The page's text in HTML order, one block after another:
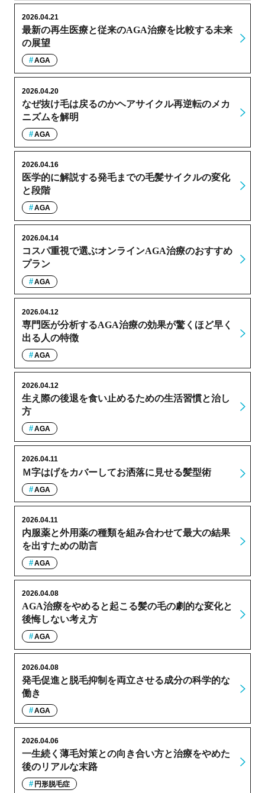
最新の再生医療と従来のAGA治療を比較する未来
の展望
2026.04.21
AGA
なぜ抜け毛は戻るのかヘアサイクル再逆転のメカ
ニズムを解明
2026.04.20
AGA
医学的に解説する発毛までの毛髪サイクルの変化
と段階
2026.04.16
AGA
コスパ重視で選ぶオンラインAGA治療のおすすめ
プラン
2026.04.14
AGA
専門医が分析するAGA治療の効果が驚くほど早く
出る人の特徴
2026.04.12
AGA
生え際の後退を食い止めるための生活習慣と治し
方
2026.04.12
AGA
Ｍ字はげをカバーしてお洒落に見せる髪型術
2026.04.11
AGA
内服薬と外用薬の種類を組み合わせて最大の結果
を出すための助言
2026.04.11
AGA
AGA治療をやめると起こる髪の毛の劇的な変化と
後悔しない考え方
2026.04.08
AGA
発毛促進と脱毛抑制を両立させる成分の科学的な
働き
2026.04.08
AGA
一生続く薄毛対策との向き合い方と治療をやめた
後のリアルな末路
2026.04.06
円形脱毛症